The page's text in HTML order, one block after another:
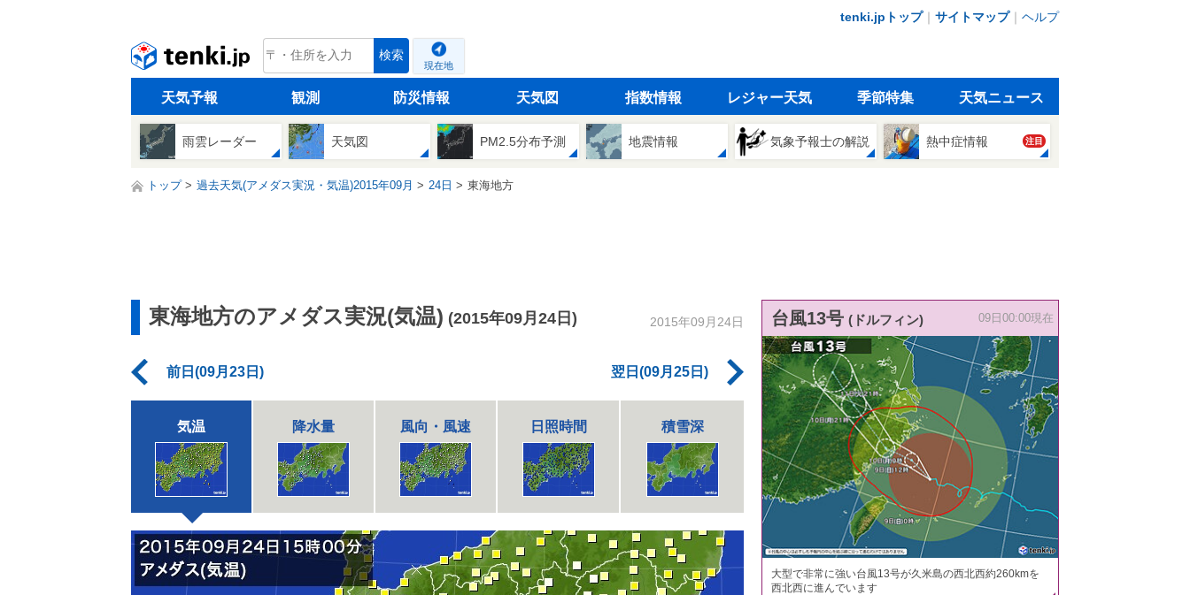
tenki.jpトップ｜ サイトマップ｜ ヘルプ
tenki.jp 検索
現在地
天気予報 観測 防災情報 天気図 指数情報 レジャー天気 季節特集 天気ニュース
雨雲レーダー 天気図 PM2.5分布予測 地震情報 気象予報士の解説 熱中症情報 注目
トップ 過去天気(アメダス実況・気温)2015年09月 24日 東海地方
東海地方のアメダス実況(気温) (2015年09月24日) 2015年09月24日
前日(09月23日) 翌日(09月25日)
気温 降水量 風向・風速 日照時間 積雪深
台風13号 (ドルフィン) 09日00:00現在
大型で非常に強い台風13号が久米島の西北西約260kmを
西北西に進んでいます